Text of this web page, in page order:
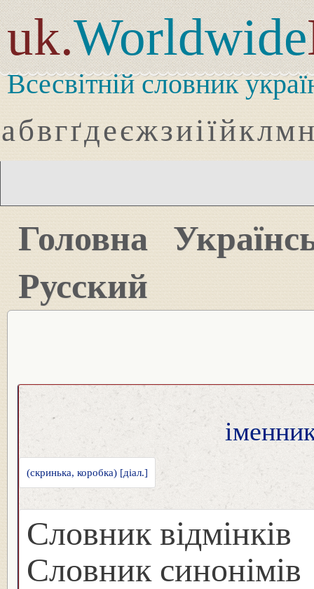
uk.Worldwide
Всесвітній словник
абвгґдеєжзиіїйклмн
Головна
Русский
(скринька, коробка) [діал.]
Словник відмінків
Словник синонімів